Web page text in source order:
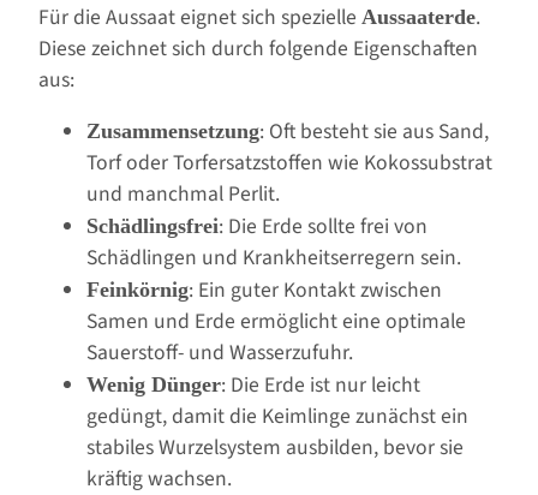
Für die Aussaat eignet sich spezielle Aussaaterde.
Diese zeichnet sich durch folgende Eigenschaften
aus:
Zusammensetzung: Oft besteht sie aus Sand,
Torf oder Torfersatzstoffen wie Kokossubstrat
und manchmal Perlit.
Schädlingsfrei: Die Erde sollte frei von
Schädlingen und Krankheitserregern sein.
Feinkörnig: Ein guter Kontakt zwischen
Samen und Erde ermöglicht eine optimale
Sauerstoff- und Wasserzufuhr.
Wenig Dünger: Die Erde ist nur leicht
gedüngt, damit die Keimlinge zunächst ein
stabiles Wurzelsystem ausbilden, bevor sie
kräftig wachsen.